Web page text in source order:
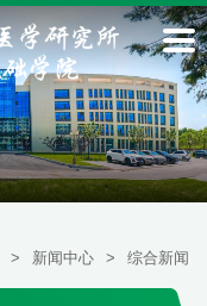
> 新闻中心 > 综合新闻